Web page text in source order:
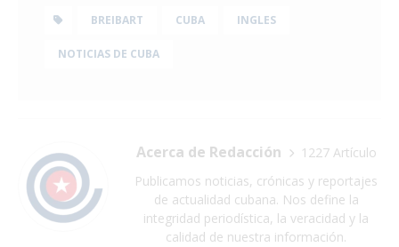
BREIBART CUBA INGLES
NOTICIAS DE CUBA
Acerca de Redacción
1227 Artículo
Publicamos noticias, crónicas y reportajes
de actualidad cubana. Nos define la
integridad periodística, la veracidad y la
calidad de nuestra información.